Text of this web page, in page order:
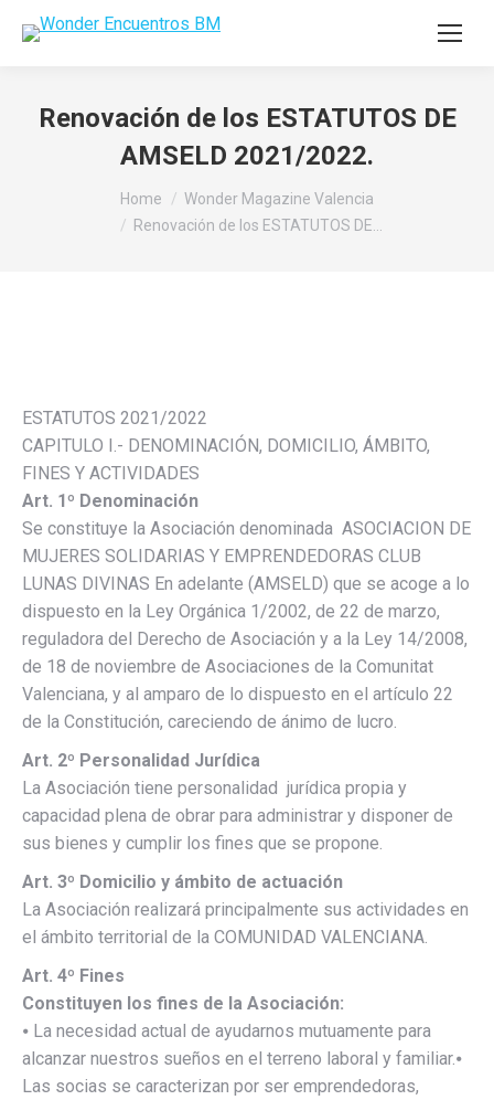
Renovación de los ESTATUTOS DE
AMSELD 2021/2022.
Home
Wonder Magazine Valencia
Renovación de los ESTATUTOS DE…
ESTATUTOS 2021/2022
CAPITULO I.- DENOMINACIÓN, DOMICILIO, ÁMBITO,
FINES Y ACTIVIDADES
Art. 1º Denominación
Se constituye la Asociación denominada ASOCIACION DE
MUJERES SOLIDARIAS Y EMPRENDEDORAS CLUB
LUNAS DIVINAS En adelante (AMSELD) que se acoge a lo
dispuesto en la Ley Orgánica 1/2002, de 22 de marzo,
reguladora del Derecho de Asociación y a la Ley 14/2008,
de 18 de noviembre de Asociaciones de la Comunitat
Valenciana, y al amparo de lo dispuesto en el artículo 22
de la Constitución, careciendo de ánimo de lucro.
Art. 2º Personalidad Jurídica
La Asociación tiene personalidad jurídica propia y
capacidad plena de obrar para administrar y disponer de
sus bienes y cumplir los fines que se propone.
Art. 3º Domicilio y ámbito de actuación
La Asociación realizará principalmente sus actividades en
el ámbito territorial de la COMUNIDAD VALENCIANA.
Art. 4º Fines
Constituyen los fines de la Asociación:
⦁ La necesidad actual de ayudarnos mutuamente para
alcanzar nuestros sueños en el terreno laboral y familiar.⦁
Las socias se caracterizan por ser emprendedoras,